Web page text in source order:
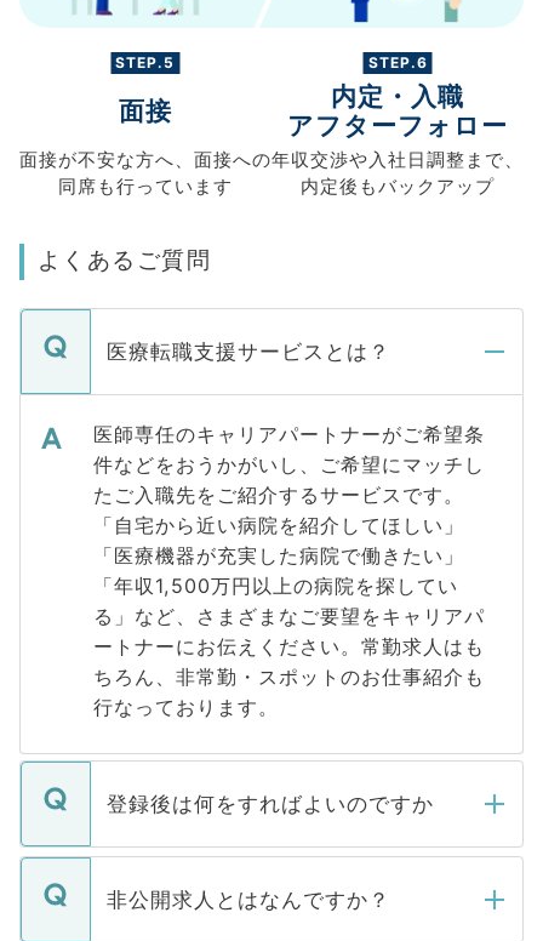
STEP.5
面接
面接が不安な方へ、 面接への
同席も行っています
STEP.6
内定・入職
アフターフォロー
年収交渉や入社日調整まで、
内定後もバックアップ
よくあるご質問
医療転職支援サービスとは？
医師専任のキャリアパートナーがご希望条
件などをおうかがいし、ご希望にマッチし
たご入職先をご紹介するサービスです。
「自宅から近い病院を紹介してほしい」
「医療機器が充実した病院で働きたい」
「年収1,500万円以上の病院を探してい
る」など、さまざまなご要望をキャリアパ
ートナーにお伝えください。常勤求人はも
ちろん、非常勤・スポットのお仕事紹介も
行なっております。
登録後は何をすればよいのですか
ご登録いただきましたら、弊社担当者がご
登録内容を確認し、その後メールもしくは
非公開求人とはなんですか？